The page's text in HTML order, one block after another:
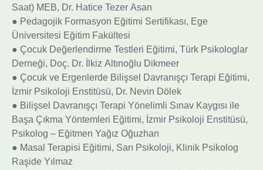
Saat) MEB, Dr. Hatice Tezer Asan
● Pedagojik Formasyon Eğitimi Sertifikası, Ege
Üniversitesi Eğitim Fakültesi
● Çocuk Değerlendirme Testleri Eğitimi, Türk Psikologlar
Derneği, Doç. Dr. İlkiz Altınoğlu Dikmeer
● Çocuk ve Ergenlerde Bilişsel Davranışçı Terapi Eğitimi,
İzmir Psikoloji Enstitüsü, Dr. Nevin Dölek
● Bilişsel Davranışçı Terapi Yönelimli Sınav Kaygısı ile
Başa Çıkma Yöntemleri Eğitimi, İzmir Psikoloji Enstitüsü,
Psikolog – Eğitmen Yağız Oğuzhan
● Masal Terapisi Eğitimi, Sarı Psikoloji, Klinik Psikolog
Raşide Yılmaz